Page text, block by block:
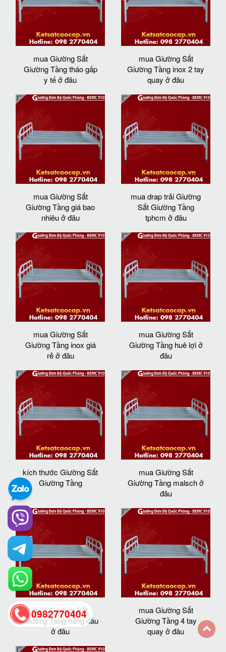
mua Giường Sắt
Giường Tầng tháo gấp
y tế ở đâu
mua Giường Sắt
Giường Tầng inox 2 tay
quay ở đâu
mua Giường Sắt
Giường Tầng giá bao
nhiêu ở đâu
mua drap trải Giường
Sắt Giường Tầng
tphcm ở đâu
mua Giường Sắt
Giường Tầng inox giá
rẻ ở đâu
mua Giường Sắt
Giường Tầng huê lợi ở
đâu
kích thước Giường Sắt
Giường Tầng
mua Giường Sắt
Giường Tầng malsch ở
đâu
mua Giường Sắt
Giường Tầng nâng đầu
ở đâu
mua Giường Sắt
Giường Tầng 4 tay
quay ở đâu
0982770404